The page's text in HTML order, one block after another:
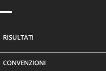
RISULTATI
CONVENZIONI